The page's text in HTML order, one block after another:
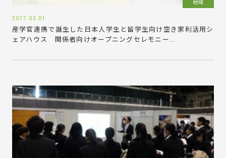
地域
2017.03.01
産学官連携で誕生した日本人学生と留学生向け空き家利活用シ
ェアハウス 関係者向けオープニングセレモニー...